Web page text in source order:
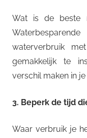
Wat is de beste
waterverbruik
gemakkelijk te
verschil maken in
3. Beperk de tijd
Waar verbruik je